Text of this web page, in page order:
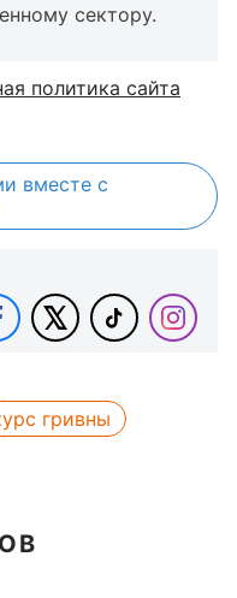
сектору.
политика сайта
вместе с
гривны